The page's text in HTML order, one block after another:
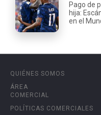
Pago de
hija:
en el
QUIÉNES SOMOS
ÁREA
COMERCIAL
POLÍTICAS COMERCIALES